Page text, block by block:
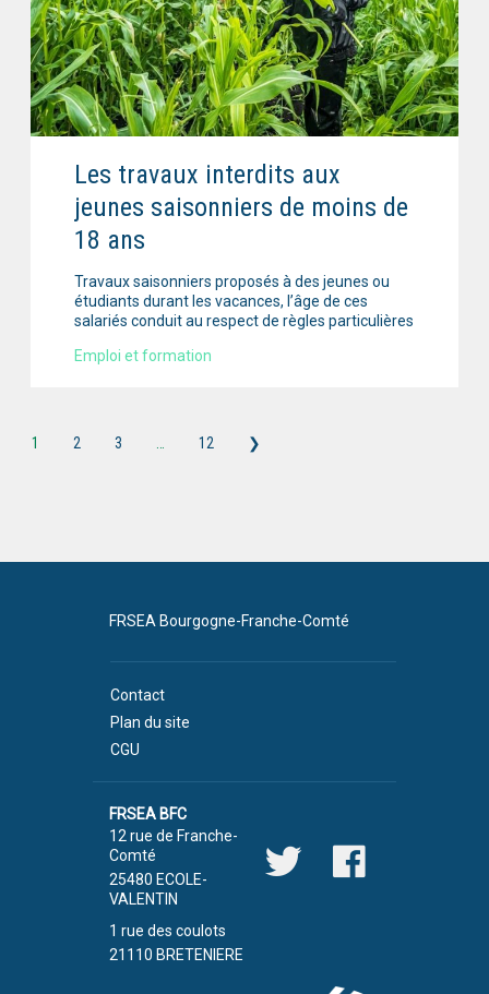
Les travaux interdits aux
jeunes saisonniers de moins de
18 ans
Travaux saisonniers proposés à des jeunes ou
étudiants durant les vacances, l’âge de ces
salariés conduit au respect de règles particulières
Emploi et formation
1 2 3 12 ❯
FRSEA Bourgogne-Franche-Comté
Contact
Plan du site
CGU
FRSEA BFC
12 rue de Franche-
Comté
25480 ECOLE-
VALENTIN
1 rue des coulots
21110 BRETENIERE